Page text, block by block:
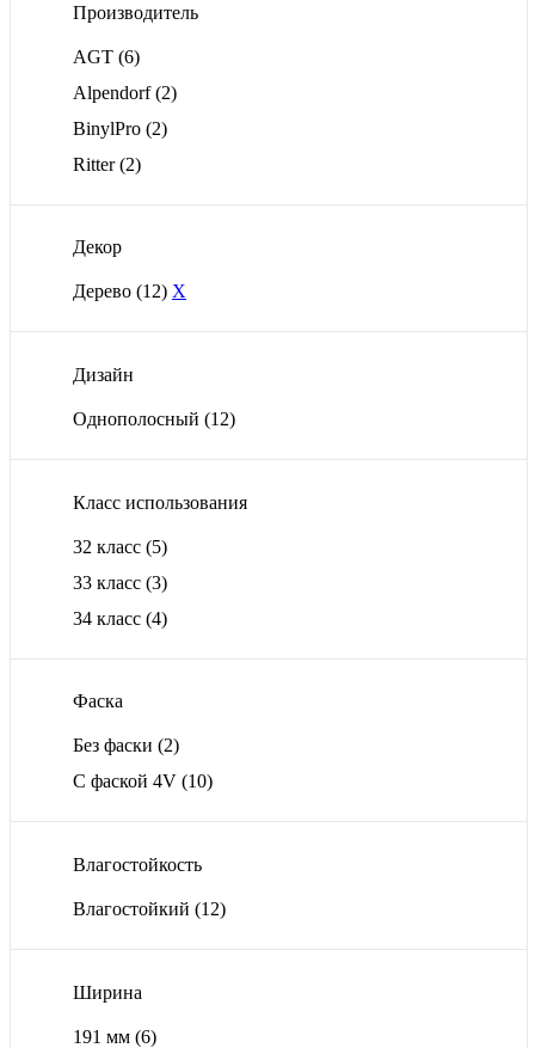
Производитель
AGT (6)
Alpendorf(2)
BinylPro (2)
Ritter(2)
Декор
Дерево (12) X
Дизайн
Однополосный (12)
Класс использования
32 класс (5)
33 класс (3)
34 класс (4)
Фаска
Без фаски (2)
С фаской 4V (10)
Влагостойкость
Влагостойкий (12)
Ширина
191 мм (6)